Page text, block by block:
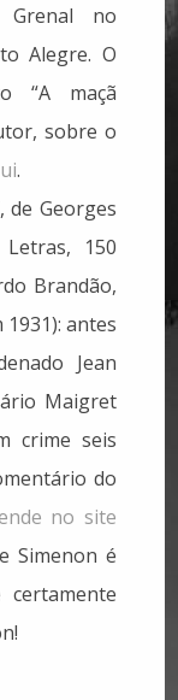
no
Alegre. O
“A maçã
sobre o
.
de Georges
Letras, 150
Brandão,
antes
Jean
Maigret
crime seis
do
no site
Simenon é